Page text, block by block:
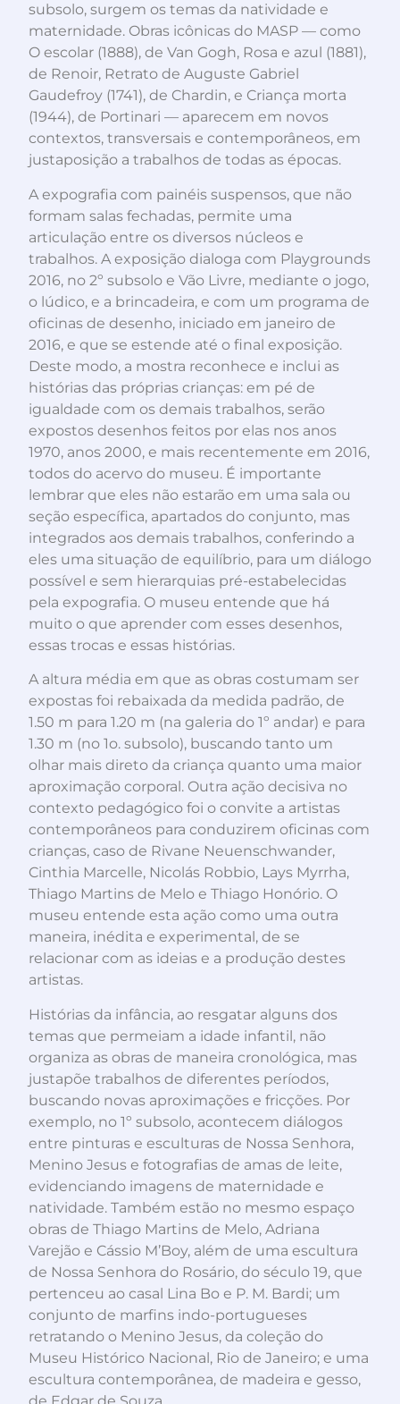
subsolo, surgem os temas da natividade e
maternidade. Obras icônicas do MASP — como
O escolar (1888), de Van Gogh, Rosa e azul (1881),
de Renoir, Retrato de Auguste Gabriel
Gaudefroy (1741), de Chardin, e Criança morta
(1944), de Portinari — aparecem em novos
contextos, transversais e contemporâneos, em
justaposição a trabalhos de todas as épocas.
A expografia com painéis suspensos, que não
formam salas fechadas, permite uma
articulação entre os diversos núcleos e
trabalhos. A exposição dialoga com Playgrounds
2016, no 2º subsolo e Vão Livre, mediante o jogo,
o lúdico, e a brincadeira, e com um programa de
oficinas de desenho, iniciado em janeiro de
2016, e que se estende até o final exposição.
Deste modo, a mostra reconhece e inclui as
histórias das próprias crianças: em pé de
igualdade com os demais trabalhos, serão
expostos desenhos feitos por elas nos anos
1970, anos 2000, e mais recentemente em 2016,
todos do acervo do museu. É importante
lembrar que eles não estarão em uma sala ou
seção específica, apartados do conjunto, mas
integrados aos demais trabalhos, conferindo a
eles uma situação de equilíbrio, para um diálogo
possível e sem hierarquias pré-estabelecidas
pela expografia. O museu entende que há
muito o que aprender com esses desenhos,
essas trocas e essas histórias.
A altura média em que as obras costumam ser
expostas foi rebaixada da medida padrão, de
1.50 m para 1.20 m (na galeria do 1º andar) e para
1.30 m (no 1o. subsolo), buscando tanto um
olhar mais direto da criança quanto uma maior
aproximação corporal. Outra ação decisiva no
contexto pedagógico foi o convite a artistas
contemporâneos para conduzirem oficinas com
crianças, caso de Rivane Neuenschwander,
Cinthia Marcelle, Nicolás Robbio, Lays Myrrha,
Thiago Martins de Melo e Thiago Honório. O
museu entende esta ação como uma outra
maneira, inédita e experimental, de se
relacionar com as ideias e a produção destes
artistas.
Histórias da infância, ao resgatar alguns dos
temas que permeiam a idade infantil, não
organiza as obras de maneira cronológica, mas
justapõe trabalhos de diferentes períodos,
buscando novas aproximações e fricções. Por
exemplo, no 1º subsolo, acontecem diálogos
entre pinturas e esculturas de Nossa Senhora,
Menino Jesus e fotografias de amas de leite,
evidenciando imagens de maternidade e
natividade. Também estão no mesmo espaço
obras de Thiago Martins de Melo, Adriana
Varejão e Cássio M’Boy, além de uma escultura
de Nossa Senhora do Rosário, do século 19, que
pertenceu ao casal Lina Bo e P. M. Bardi; um
conjunto de marfins indo-portugueses
retratando o Menino Jesus, da coleção do
Museu Histórico Nacional, Rio de Janeiro; e uma
escultura contemporânea, de madeira e gesso,
de Edgar de Souza.